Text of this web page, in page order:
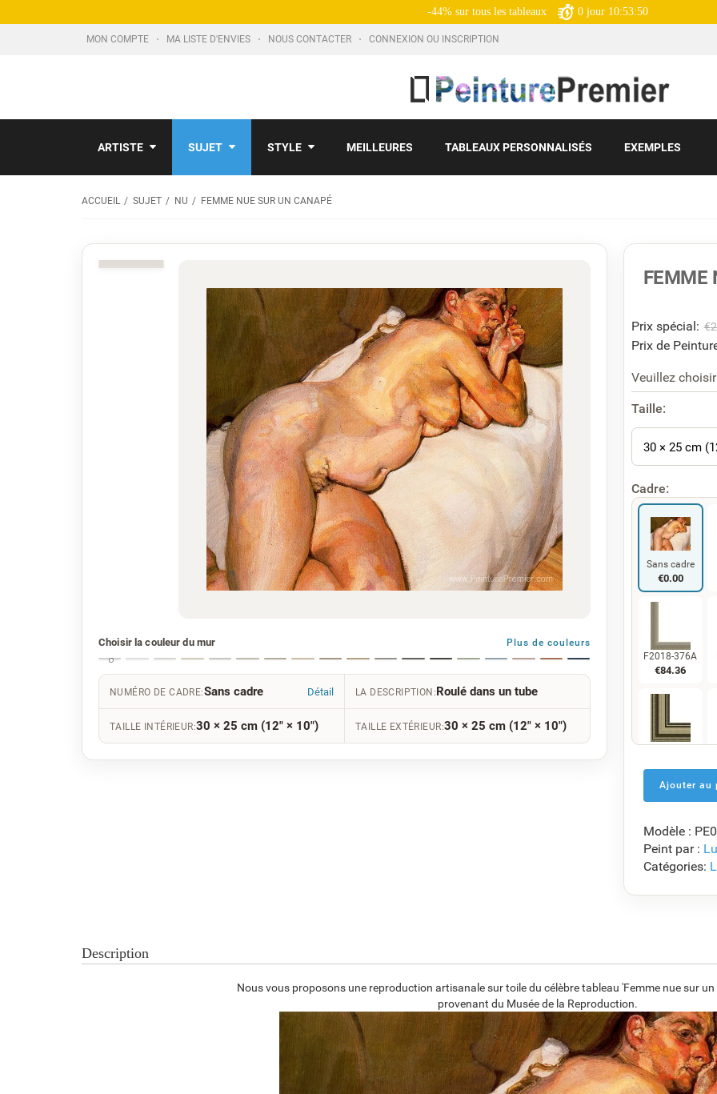
-44% sur tous les tableaux 0 jour 10:53:48
MON COMPTE MA LISTE D'ENVIES NOUS CONTACTER CONNEXION OU INSCRIPTION
ARTISTE SUJET STYLE MEILLEURES TABLEAUX PERSONNALISÉS EXEMPLES
ACCUEIL SUJET NU FEMME NUE SUR UN CANAPÉ
Choisir la couleur du mur Plus de couleurs
NUMÉRO DE CADRE:Sans cadre Détail LA DESCRIPTION:Roulé dans un tube
TAILLE INTÉRIEUR:30 × 25 cm (12" × 10") TAILLE EXTÉRIEUR:30 × 25 cm (12" × 10")
FEMME
Prix ​​spécial: €
Prix de
Veuillez
Taille:
30 × 25 cm
Cadre:
Sans cadre
€0.00
F2018-376A
€84.36
F5429-258
€117.61
Modèle :
Peint par :
Catégories:
Description
Nous vous proposons une reproduction artisanale sur toile du célèbre tableau 'Femme nue sur un
provenant du Musée de la Reproduction.